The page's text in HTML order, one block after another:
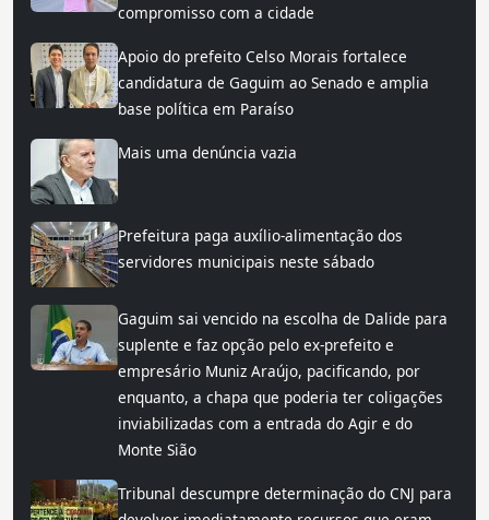
compromisso com a cidade
Apoio do prefeito Celso Morais fortalece
candidatura de Gaguim ao Senado e amplia
base política em Paraíso
Mais uma denúncia vazia
Prefeitura paga auxílio-alimentação dos
servidores municipais neste sábado
Gaguim sai vencido na escolha de Dalide para
suplente e faz opção pelo ex-prefeito e
empresário Muniz Araújo, pacificando, por
enquanto, a chapa que poderia ter coligações
inviabilizadas com a entrada do Agir e do
Monte Sião
Tribunal descumpre determinação do CNJ para